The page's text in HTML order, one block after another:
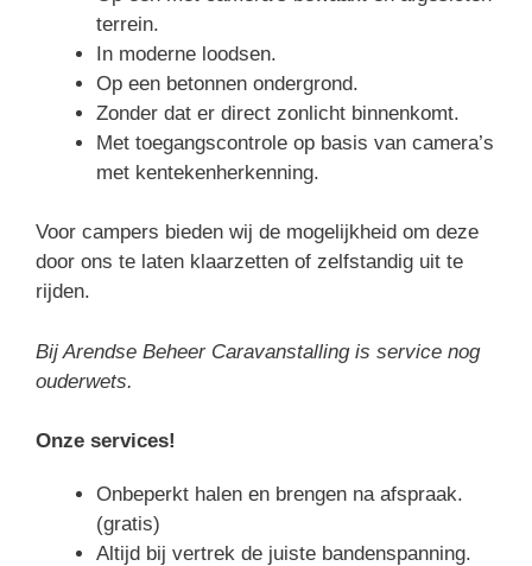
terrein.
In moderne loodsen.
Op een betonnen ondergrond.
Zonder dat er direct zonlicht binnenkomt.
Met toegangscontrole op basis van camera’s
met kentekenherkenning.
Voor campers bieden wij de mogelijkheid om deze
door ons te laten klaarzetten of zelfstandig uit te
rijden.
Bij Arendse Beheer Caravanstalling is service nog
ouderwets.
Onze services!
Onbeperkt halen en brengen na afspraak.
(gratis)
Altijd bij vertrek de juiste bandenspanning.